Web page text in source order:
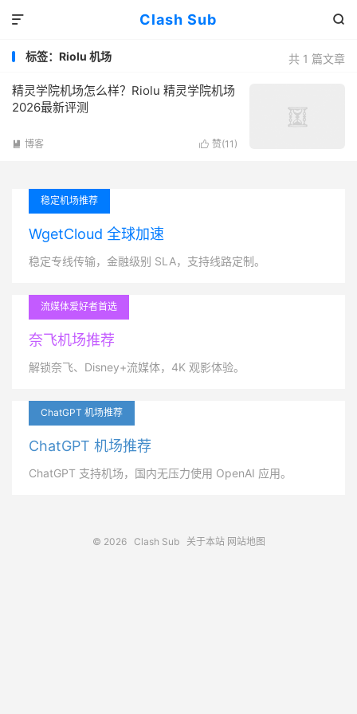
Clash Sub 

共 1 篇文章
标签：Riolu 机场
精灵学院机场怎么样？Riolu 精灵学院机场
2026最新评测
 赞(11 )
 博客
稳定机场推荐
WgetCloud 全球加速
稳定专线传输，金融级别 SLA，支持线路定制。
流媒体爱好者首选
奈飞机场推荐
解锁奈飞、Disney+流媒体，4K 观影体验。
ChatGPT 机场推荐
ChatGPT 机场推荐
ChatGPT 支持机场，国内无压力使用 OpenAI 应用。
© 2026 Clash Sub 关于本站 网站地图